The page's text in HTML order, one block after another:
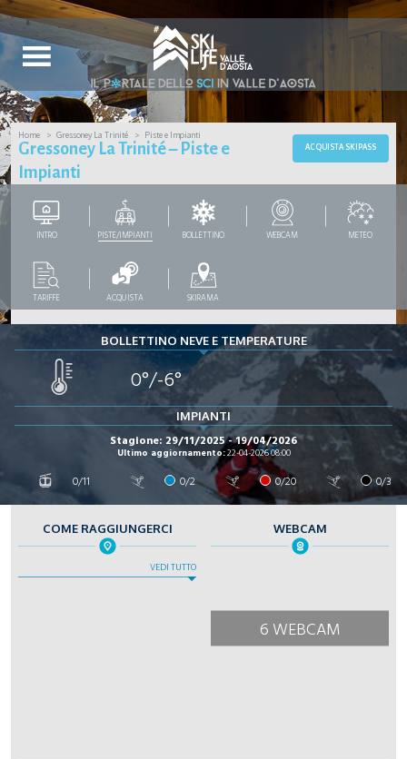
Home Gressoney La Trinité Piste e Impianti
Gressoney La Trinité – Piste e
Impianti
ACQUISTA SKIPASS
INTRO PISTE/IMPIANTI BOLLETTINO WEBCAM METEO
TARIFFE ACQUISTA SKIRAMA
BOLLETTINO NEVE E TEMPERATURE
0°/-6°
IMPIANTI
Stagione: 29/11/2025 - 19/04/2026
Ultimo aggiornamento:22-04-2026 08:00
0/11 0/2 0/20 0/3
COME RAGGIUNGERCI
VEDI TUTTO
WEBCAM
6 WEBCAM